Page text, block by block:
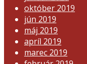
október 2019
jún 2019
máj 2019
apríl 2019
marec 2019